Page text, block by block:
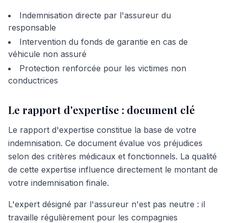
Indemnisation directe par l'assureur du
responsable
Intervention du fonds de garantie en cas de
véhicule non assuré
Protection renforcée pour les victimes non
conductrices
Le rapport d'expertise : document clé
Le rapport d'expertise constitue la base de votre
indemnisation. Ce document évalue vos préjudices
selon des critères médicaux et fonctionnels. La qualité
de cette expertise influence directement le montant de
votre indemnisation finale.
L'expert désigné par l'assureur n'est pas neutre : il
travaille régulièrement pour les compagnies